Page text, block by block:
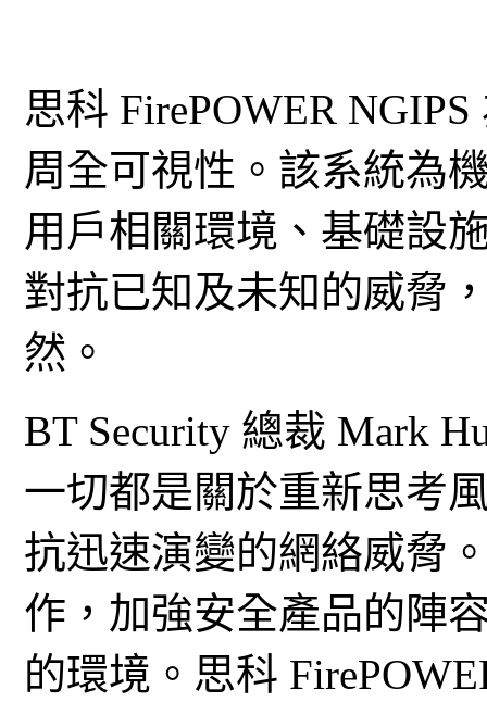
思科 FirePOWER
周全可視性。該系統為
用戶相關環境、基礎設
對抗已知及未知的威脅
然。
BT Security 總裁 Mark
一切都是關於重新思考
抗迅速演變的網絡威脅
作，加強安全產品的陣
的環境。思科